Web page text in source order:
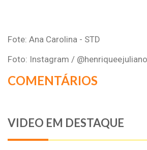
Fote: Ana Carolina - STD
Foto: Instagram / @henriqueejuliano
COMENTÁRIOS
VIDEO EM DESTAQUE